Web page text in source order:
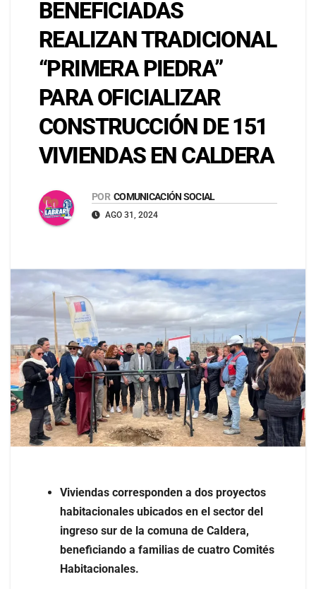
BENEFICIADAS
REALIZAN TRADICIONAL
“PRIMERA PIEDRA”
PARA OFICIALIZAR
CONSTRUCCIÓN DE 151
VIVIENDAS EN CALDERA
POR COMUNICACIÓN SOCIAL
AGO 31, 2024
Viviendas corresponden a dos proyectos
habitacionales ubicados en el sector del
ingreso sur de la comuna de Caldera,
beneficiando a familias de cuatro Comités
Habitacionales.